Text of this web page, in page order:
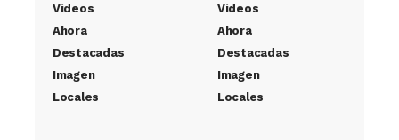
Videos
Ahora
Destacadas
Imagen
Locales
Videos
Ahora
Destacadas
Imagen
Locales